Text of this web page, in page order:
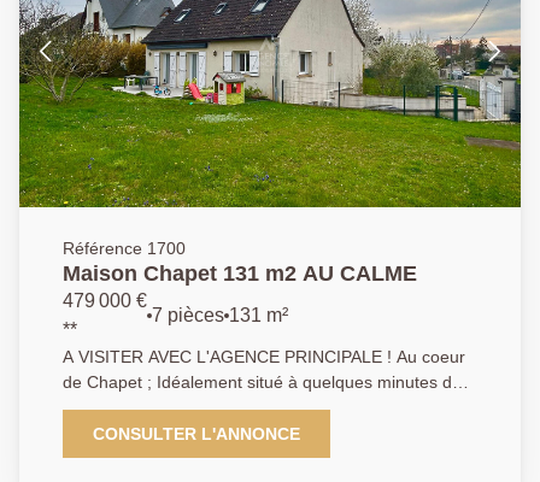
chaussée. A l'étage : Un palier dessert trois belles
chambres très lumineuses ainsi qu'une salle de bain
avec WC. La chaudière a été remplacée il y a tout
juste 1 an À proximité : Écoles, gare des Clairières de
Verneuil, Base de Loisirs, Terrain de Pétanque, Centre
commercial du Maupas Ne manquez pas cette
opportunité rare ! Contactez-nous pour organiser une
visite et découvrir votre futur chez-vous !
01.39.70.77.77
Référence 1700
Maison Chapet 131 m2 AU CALME
479 000 €
**
7 pièces 131 m²
A VISITER AVEC L'AGENCE PRINCIPALE ! Au coeur
de Chapet ; Idéalement situé à quelques minutes des
accès routiers A13/A14, venez visiter cette maison de
131 m² édifiée sur sous-sol total. Au rez-de-chaussée,
vous trouverez un grand double séjour, une cuisine
CONSULTER L'ANNONCE